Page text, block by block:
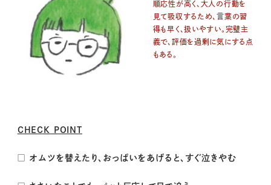
順応性が高く、大人の行動を
見て吸収するため、言葉の習
得も早く、扱いやすい。完璧主
義で、評価を過剰に気にする点
もある。
CHECK POINT
□ オムツを替えたり、おっぱいをあげると、すぐ泣きやむ